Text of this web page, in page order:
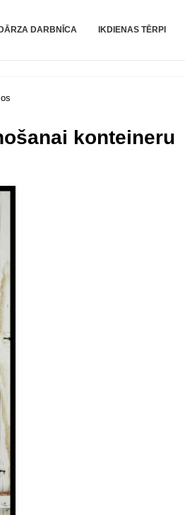
DĀRZA DARBNĪCA IKDIENAS TĒRPI
konteineru